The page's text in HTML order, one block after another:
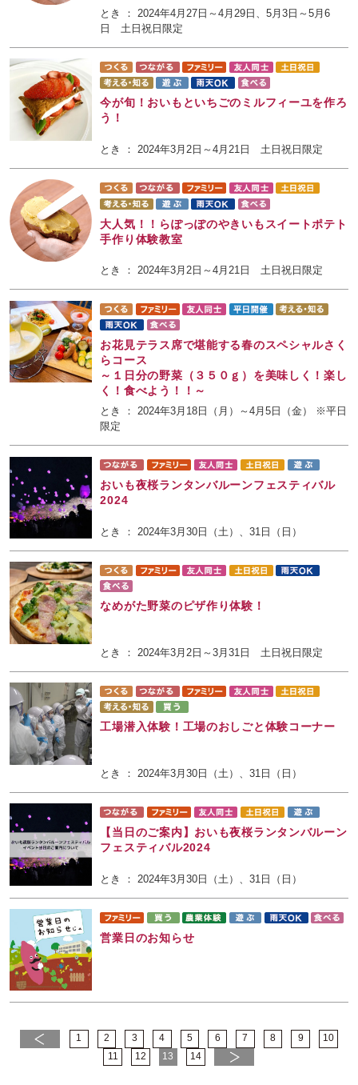
とき ： 2024年4月27日～4月29日、5月3日～5月6
日 土日祝日限定
今が旬！おいもといちごのミルフィーユを作ろ
う！
とき ： 2024年3月2日～4月21日 土日祝日限定
大人気！！らぽっぽのやきいもスイートポテト
手作り体験教室
とき ： 2024年3月2日～4月21日 土日祝日限定
お花見テラス席で堪能する春のスペシャルさく
らコース
～１日分の野菜（３５０ｇ）を美味しく！楽し
く！食べよう！！～
とき ： 2024年3月18日（月）～4月5日（金） ※平日
限定
おいも夜桜ランタンバルーンフェスティバル
2024
とき ： 2024年3月30日（土）、31日（日）
なめがた野菜のピザ作り体験！
とき ： 2024年3月2日～3月31日 土日祝日限定
工場潜入体験！工場のおしごと体験コーナー
とき ： 2024年3月30日（土）、31日（日）
【当日のご案内】おいも夜桜ランタンバルーン
フェスティバル2024
とき ： 2024年3月30日（土）、31日（日）
営業日のお知らせ
1 2 3 4 5 6 7 8 9
10
11
12 13 14